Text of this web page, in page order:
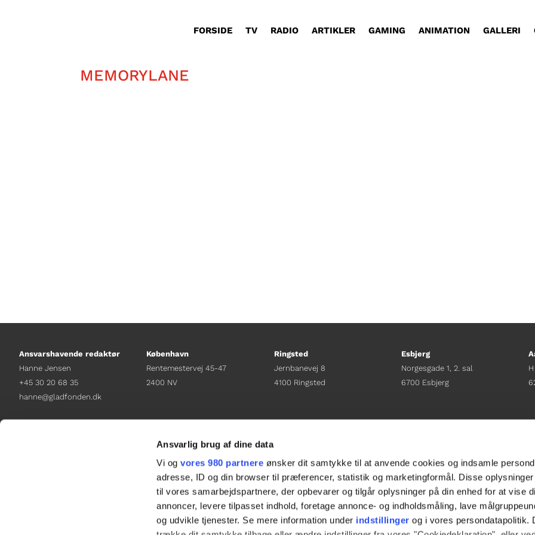
Ansvarlig brug af dine data
Vi ogvores 980 partnere ønsker dit samtykke til at anvende cookies og indsamle
adresse, ID og din browser til præferencer, statistik og marketingformål. Disse
til vores samarbejdspartnere, der opbevarer og tilgår oplysninger på din enhed for at vise
annoncer, levere tilpasset indhold, foretage annonce- og indholdsmåling, lave
og udvikle tjenester. Se mere information under indstillinger og i vores persondatapolitik.
FORSIDE TV RADIO ARTIKLER GAMING ANIMATION GALLERI
MEMORYLANE
Ansvarshavende redaktør
Hanne Jensen
+45 30 20 68 35
hanne@gladfonden.dk
København
Rentemestervej 45-47
2400 NV
+45 38 12 01 00
Ringsted
Jernbanevej 8
4100 Ringsted
sacha.lw@gladfonden.dk
Esbjerg
Norgesgade 1, 2. sal
6700 Esbjerg
sanne.h@gladfonden.dk
   